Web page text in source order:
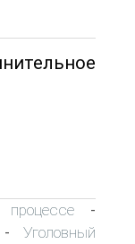
-
- Уголовный